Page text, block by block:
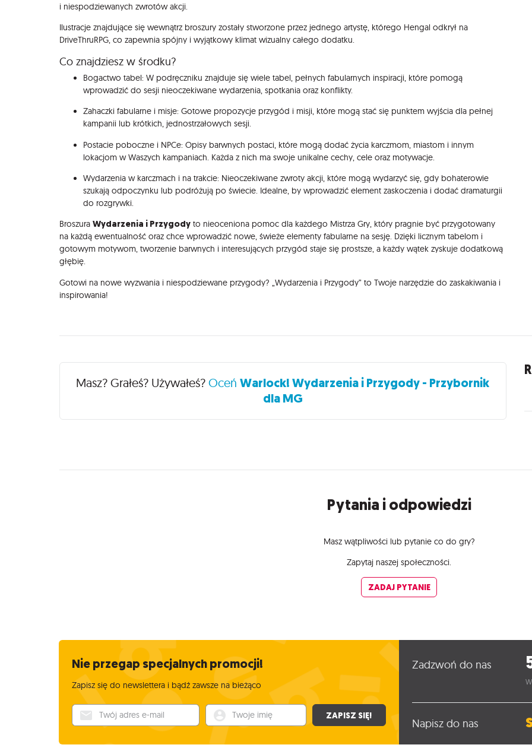
i niespodziewanych zwrotów akcji.
Ilustracje znajdujące się wewnątrz broszury zostały stworzone przez jednego artystę, którego Hengal odkrył na
DriveThruRPG, co zapewnia spójny i wyjątkowy klimat wizualny całego dodatku.
Co znajdziesz w środku?
Bogactwo tabel: W podręczniku znajduje się wiele tabel, pełnych fabularnych inspiracji, które pomogą
wprowadzić do sesji nieoczekiwane wydarzenia, spotkania oraz konflikty.
Zahaczki fabularne i misje: Gotowe propozycje przygód i misji, które mogą stać się punktem wyjścia dla pełnej
kampanii lub krótkich, jednostrzałowych sesji.
Postacie poboczne i NPCe: Opisy barwnych postaci, które mogą dodać życia karczmom, miastom i innym
lokacjom w Waszych kampaniach. Każda z nich ma swoje unikalne cechy, cele oraz motywacje.
Wydarzenia w karczmach i na trakcie: Nieoczekiwane zwroty akcji, które mogą wydarzyć się, gdy bohaterowie
szukają odpoczynku lub podróżują po świecie. Idealne, by wprowadzić element zaskoczenia i dodać dramaturgii
do rozgrywki.
Broszura Wydarzenia i Przygody to nieoceniona pomoc dla każdego Mistrza Gry, który pragnie być przygotowany
na każdą ewentualność oraz chce wprowadzić nowe, świeże elementy fabularne na sesję. Dzięki licznym tabelom i
gotowym motywom, tworzenie barwnych i interesujących przygód staje się prostsze, a każdy wątek zyskuje dodatkową
głębię.
Gotowi na nowe wyzwania i niespodziewane przygody? „Wydarzenia i Przygody” to Twoje narzędzie do zaskakiwania i
inspirowania!
Recenzje
Masz? Grałeś? Używałeś?OceńWarlock! Wydarzenia i Przygody - Przybornik
dla MG
Pytania i odpowiedzi
Masz wątpliwości lub pytanie co do gry?
Zapytaj naszej społeczności.
ZADAJ PYTANIE
Nie przegap specjalnych promocji!
Zapisz się do newslettera i bądź zawsze na bieżąco
Twój adres e-mail Twoje imię ZAPISZ SIĘ!
Zadzwoń do nas
Napisz do nas